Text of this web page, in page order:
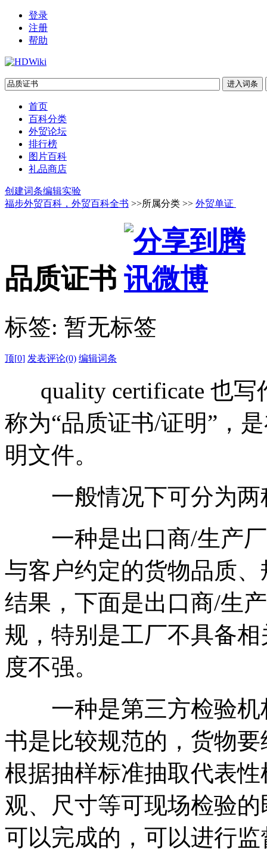
登录
注册
帮助
首页
百科分类
外贸论坛
排行榜
图片百科
礼品商店
创建词条编辑实验
福步外贸百科，外贸百科全书 >>所属分类 >> 外贸单证
品质证书
标签: 暂无标签
顶[0] 发表评论(0) 编辑词条
quality certificate 也写
称为“品质证书/证明”，
明文件。
一般情况下可分为两
一种是出口商/生产厂
与客户约定的货物品质
结果，下面是出口商/生
规，特别是工厂不具备
度不强。
一种是第三方检验机
书是比较规范的，货物
根据抽样标准抽取代表
观、尺寸等可现场检验
可以完成的，可以进行